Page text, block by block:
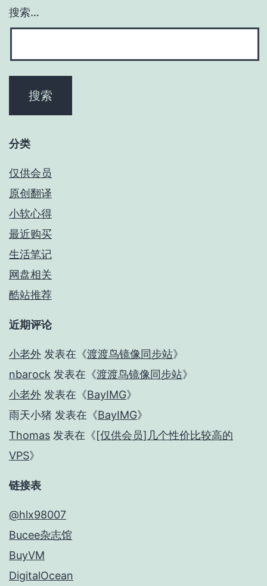
搜索…
分类
仅供会员
原创翻译
小软心得
最近购买
生活笔记
网盘相关
酷站推荐
近期评论
小老外 发表在《渡渡鸟镜像同步站》
nbarock 发表在《渡渡鸟镜像同步站》
小老外 发表在《BayIMG》
雨天小猪 发表在《BayIMG》
Thomas 发表在《[仅供会员]几个性价比较高的
VPS》
链接表
@hlx98007
Bucee杂志馆
BuyVM
DigitalOcean